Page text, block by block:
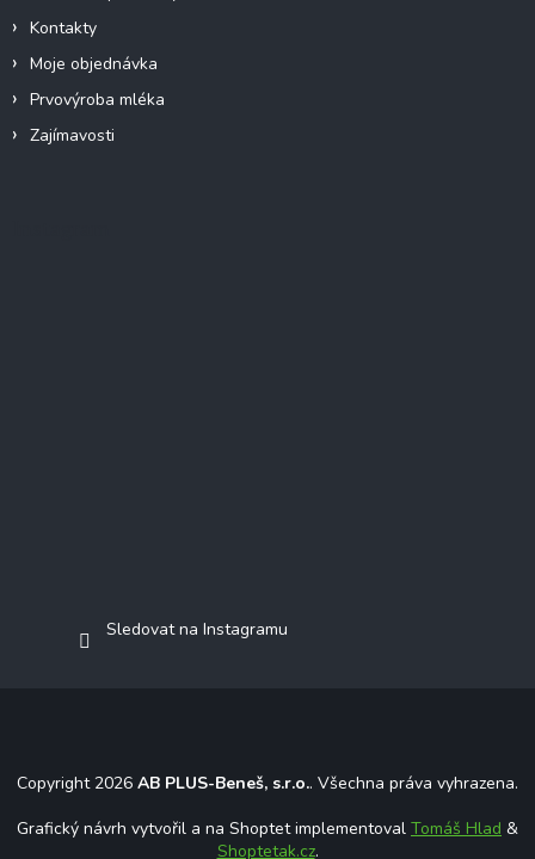
Kontakty
Moje objednávka
Prvovýroba mléka
Zajímavosti
Sledovat na Instagramu
Copyright 2026 AB PLUS-Beneš, s.r.o.. Všechna práva vyhrazena.
Grafický návrh vytvořil a na Shoptet implementoval Tomáš Hlad &
Shoptetak.cz.